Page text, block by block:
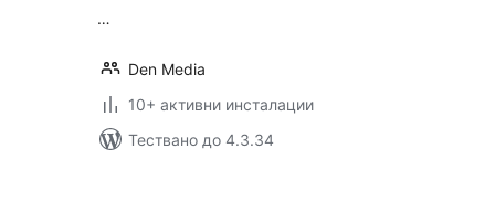
…
Den Media
10+ активни инсталации
Тествано до 4.3.34